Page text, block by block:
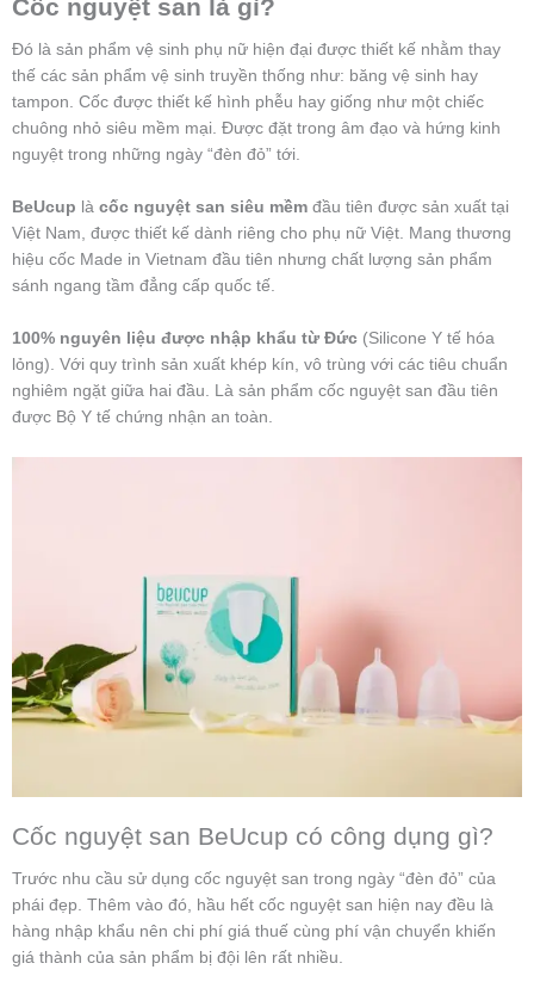
Cốc nguyệt san là gì?
Đó là sản phẩm vệ sinh phụ nữ hiện đại được thiết kế nhằm thay
thế các sản phẩm vệ sinh truyền thống như: băng vệ sinh hay
tampon. Cốc được thiết kế hình phễu hay giống như một chiếc
chuông nhỏ siêu mềm mại. Được đặt trong âm đạo và hứng kinh
nguyệt trong những ngày “đèn đỏ” tới.
BeUcup là cốc nguyệt san siêu mềm đầu tiên được sản xuất tại
Việt Nam, được thiết kế dành riêng cho phụ nữ Việt. Mang thương
hiệu cốc Made in Vietnam đầu tiên nhưng chất lượng sản phẩm
sánh ngang tầm đẳng cấp quốc tế.
100% nguyên liệu được nhập khẩu từ Đức (Silicone Y tế hóa
lỏng). Với quy trình sản xuất khép kín, vô trùng với các tiêu chuẩn
nghiêm ngặt giữa hai đầu. Là sản phẩm cốc nguyệt san đầu tiên
được Bộ Y tế chứng nhận an toàn.
Cốc nguyệt san BeUcup có công dụng gì?
Trước nhu cầu sử dụng cốc nguyệt san trong ngày “đèn đỏ” của
phái đẹp. Thêm vào đó, hầu hết cốc nguyệt san hiện nay đều là
hàng nhập khẩu nên chi phí giá thuế cùng phí vận chuyển khiến
giá thành của sản phẩm bị đội lên rất nhiều.